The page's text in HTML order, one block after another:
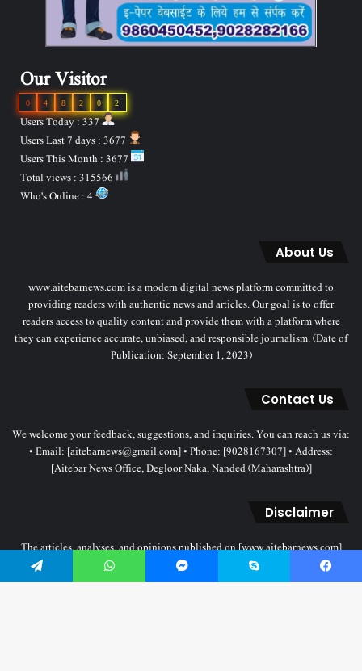
Our Visitor
2
0
2
8
4
0
Users Today : 337
About Us
www.aitebarnews.com is a modern digital news platform committed to
providing readers with authentic news and articles. Our goal is to offer
readers access to quality content and provide them with a platform where
they can experience accurate, unbiased, and responsible journalism. (Date of
Publication: September 1, 2023)
Contact Us
We welcome your feedback, suggestions, and inquiries. You can reach us via:
• Email: [aitebarnews@gmail.com] • Phone: [9028167307] • Address:
[Aitebar News Office, Degloor Naka, Nanded (Maharashtra)]
Disclaimer
The articles, analyses, and opinions published on [www.aitebarnews.com]
solely represent the personal views and opinions of the authors. These views
do not necessarily reflect the stance of the Aitebar News management. Any
Facebook
Skype
Messenger
WhatsApp
Telegram